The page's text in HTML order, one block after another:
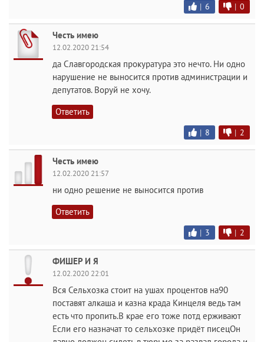
| 6 | 0
Честь имею
12.02.2020 21:54
да Славгородская прокуратура это нечто. Ни одно
нарушение не выносится против администрации и
депутатов. Воруй не хочу.
Ответить
| 8 | 2
Честь имею
12.02.2020 21:57
ни одно решение не выносится против
Ответить
| 3 | 2
ФИШЕР И Я
12.02.2020 22:01
Вся Сельхозка стоит на ушах процентов на90
поставят алкаша и казна крада Кинцеля ведь там
есть что пропить.В крае его тоже потд ерживают
Если его назначат то сельхозке придёт писецОн